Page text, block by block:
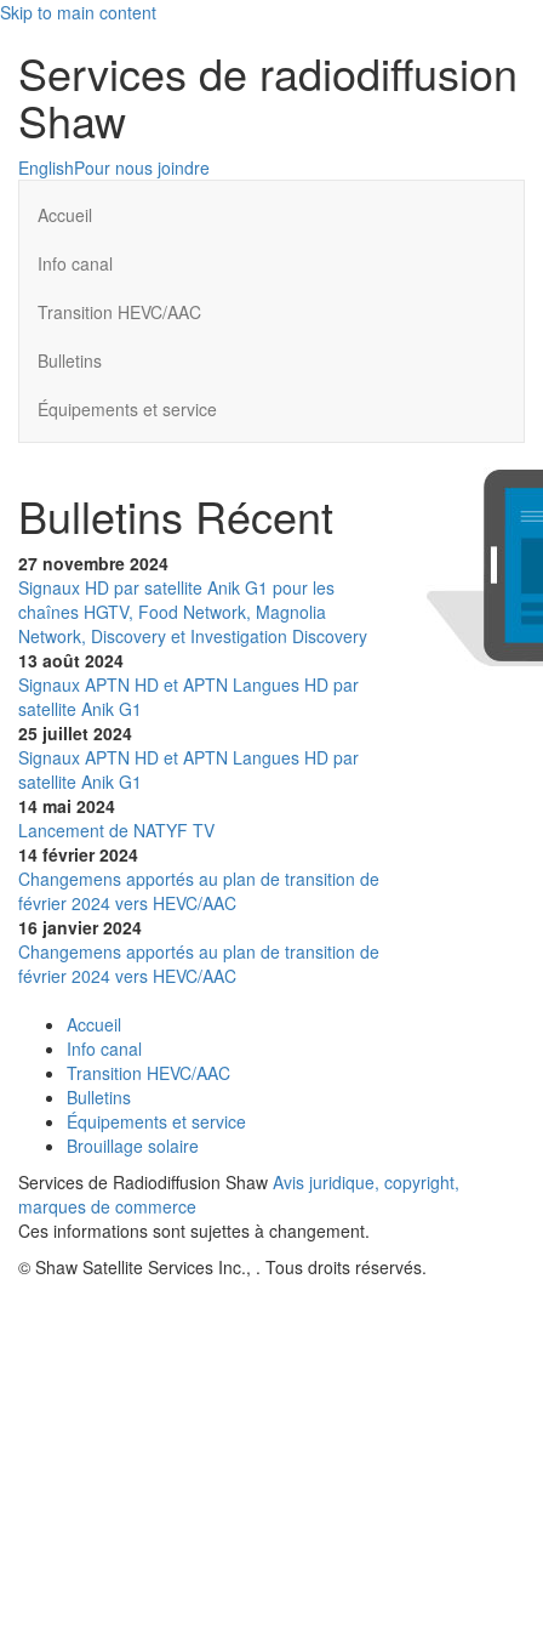
Skip to main content
Services de radiodiffusion
Shaw
EnglishPour nous joindre
Accueil
Info canal
Transition HEVC/AAC
Bulletins
Équipements et service
Bulletins Récent
27 novembre 2024
Signaux HD par satellite Anik G1 pour les
chaînes HGTV, Food Network, Magnolia
Network, Discovery et Investigation Discovery
13 août 2024
Signaux APTN HD et APTN Langues HD par
satellite Anik G1
25 juillet 2024
Signaux APTN HD et APTN Langues HD par
satellite Anik G1
14 mai 2024
Lancement de NATYF TV
14 février 2024
Changemens apportés au plan de transition de
février 2024 vers HEVC/AAC
16 janvier 2024
Changemens apportés au plan de transition de
février 2024 vers HEVC/AAC
Accueil
Info canal
Transition HEVC/AAC
Bulletins
Équipements et service
Brouillage solaire
Services de Radiodiffusion Shaw Avis juridique, copyright,
marques de commerce
Ces informations sont sujettes à changement.
© Shaw Satellite Services Inc., . Tous droits réservés.